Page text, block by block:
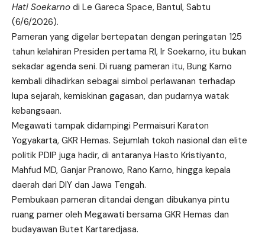
Hati Soekarno di Le Gareca Space, Bantul, Sabtu
(6/6/2026).
Pameran yang digelar bertepatan dengan peringatan 125
tahun kelahiran Presiden pertama RI, Ir Soekarno, itu bukan
sekadar agenda seni. Di ruang pameran itu, Bung Karno
kembali dihadirkan sebagai simbol perlawanan terhadap
lupa sejarah, kemiskinan gagasan, dan pudarnya watak
kebangsaan.
Megawati tampak didampingi Permaisuri Karaton
Yogyakarta, GKR Hemas. Sejumlah tokoh nasional dan elite
politik PDIP juga hadir, di antaranya Hasto Kristiyanto,
Mahfud MD, Ganjar Pranowo, Rano Karno, hingga kepala
daerah dari DIY dan Jawa Tengah.
Pembukaan pameran ditandai dengan dibukanya pintu
ruang pamer oleh Megawati bersama GKR Hemas dan
budayawan Butet Kartaredjasa.